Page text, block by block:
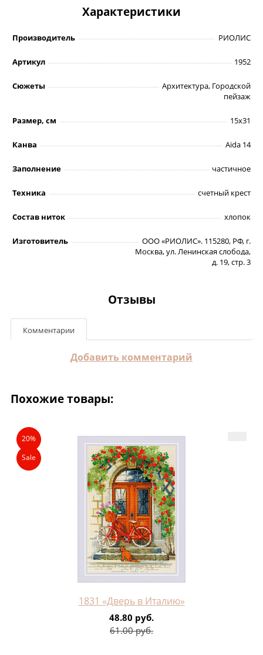
Характеристики
Производитель РИОЛИС
Артикул 1952
Сюжеты
Архитектура, Городской
пейзаж
Размер, см 15х31
Канва Aida 14
Заполнение частичное
Техника счетный крест
Состав ниток хлопок
Изготовитель
ООО «РИОЛИС». 115280, РФ, г.
Москва, ул. Ленинская слобода,
д. 19, стр. 3
Отзывы
Комментарии
Добавить комментарий
Похожие товары:
20%
Sale
1831 «Дверь в Италию»
48.80 руб.
61.00 руб.